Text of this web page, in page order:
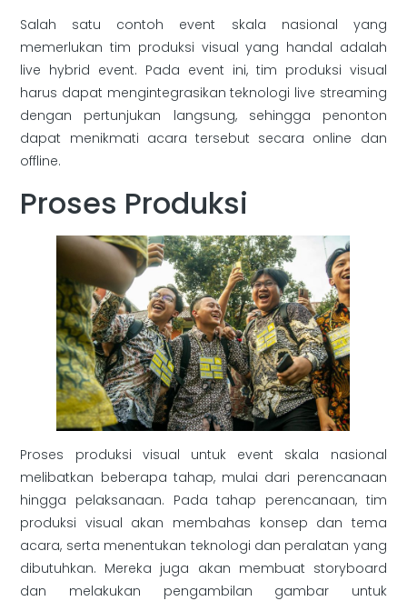
Salah satu contoh event skala nasional yang
memerlukan tim produksi visual yang handal adalah
live hybrid event. Pada event ini, tim produksi visual
harus dapat mengintegrasikan teknologi live streaming
dengan pertunjukan langsung, sehingga penonton
dapat menikmati acara tersebut secara online dan
offline.
Proses Produksi
Proses produksi visual untuk event skala nasional
melibatkan beberapa tahap, mulai dari perencanaan
hingga pelaksanaan. Pada tahap perencanaan, tim
produksi visual akan membahas konsep dan tema
acara, serta menentukan teknologi dan peralatan yang
dibutuhkan. Mereka juga akan membuat storyboard
dan melakukan pengambilan gambar untuk